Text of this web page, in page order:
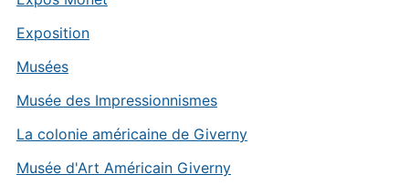
Exposition
Musées
Musée des Impressionnismes
La colonie américaine de Giverny
Musée d'Art Américain Giverny